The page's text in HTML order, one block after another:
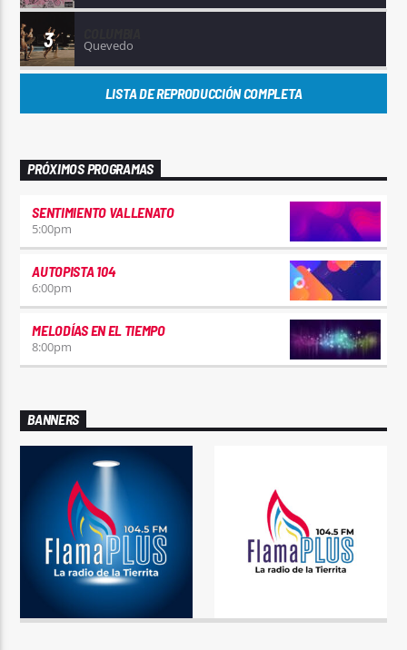
3 Quevedo
LISTA DE REPRODUCCIÓN COMPLETA
PRÓXIMOS PROGRAMAS
SENTIMIENTO VALLENATO
5:00pm
AUTOPISTA 104
6:00pm
MELODÍAS EN EL TIEMPO
8:00pm
BANNERS